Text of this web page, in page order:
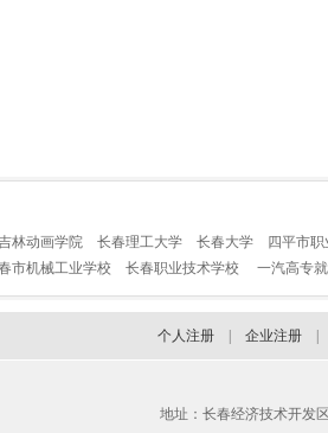
林动画学院 长春理工大学 长春大学
四平市
市机械工业学校 长春职业技术学校 一汽高专
个人注册 企业注册
地址：长春经济技术开发